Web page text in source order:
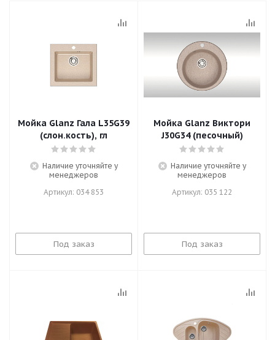
Мойка Glanz Гала L35G39
(слон.кость), гл
Наличие уточняйте у
менеджеров
Артикул: 034 853
Под заказ
Мойка Glanz Виктори
J30G34 (песочный)
Наличие уточняйте у
менеджеров
Артикул: 035 122
Под заказ